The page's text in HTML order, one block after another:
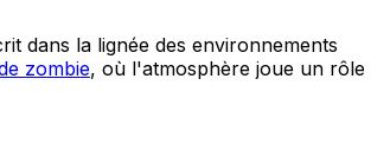
dans la lignée des environnements
zombie, où l'atmosphère joue un rôle